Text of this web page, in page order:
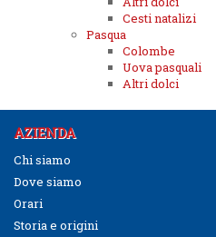
Cesti natalizi
Pasqua
Colombe
Uova pasquali
Altri dolci
AZIENDA
Chi siamo
Dove siamo
Orari
Storia e origini